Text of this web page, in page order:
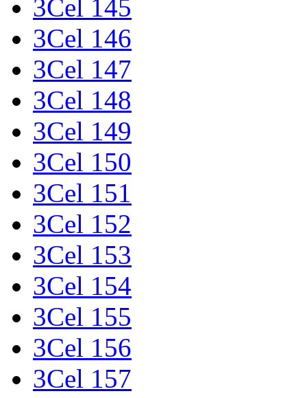
3Cel 145
3Cel 146
3Cel 147
3Cel 148
3Cel 149
3Cel 150
3Cel 151
3Cel 152
3Cel 153
3Cel 154
3Cel 155
3Cel 156
3Cel 157